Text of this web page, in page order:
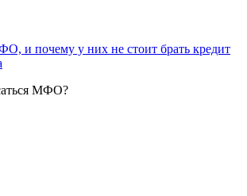
и почему у них не стоит брать кредит
МФО?